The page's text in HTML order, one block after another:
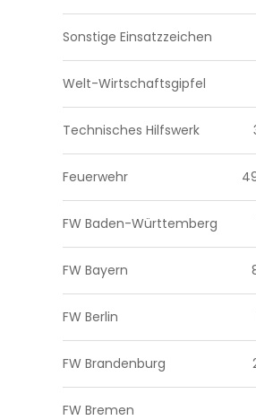
Sonstige Einsatzzeichen
Welt-Wirtschaftsgipfel
Technisches Hilfswerk
Feuerwehr
FW Baden-Württemberg
FW Bayern
FW Berlin
FW Brandenburg
FW Bremen